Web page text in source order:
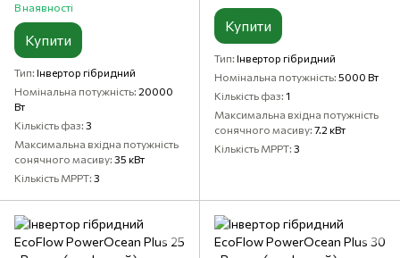
В наявності
Купити
Тип Інвертор гібридний
Номінальна потужність 20000
Вт
Кількість фаз 3
Максимальна вхідна потужність
сонячного масиву 35 кВт
Кількість MPPT 3
Купити
Тип Інвертор гібридний
Номінальна потужність 5000 Вт
Кількість фаз 1
Максимальна вхідна потужність
сонячного масиву 7.2 кВт
Кількість MPPT 3